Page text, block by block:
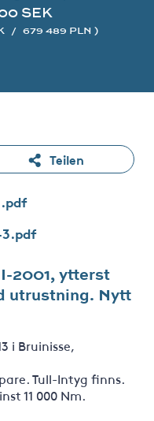
SEK
/ 679 489 PLN )
Teilen
2001, ytterst
utrustning. Nytt
i Bruinisse,
Tull-Intyg finns.
11 000 Nm.